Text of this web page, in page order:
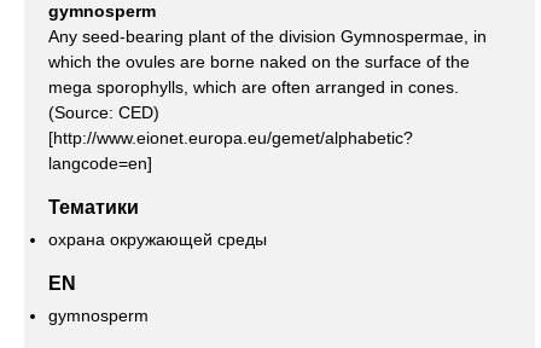
gymnosperm
Any seed-bearing plant of the division Gymnospermae, in
which the ovules are borne naked on the surface of the
mega sporophylls, which are often arranged in cones.
(Source: CED)
[http://www.eionet.europa.eu/gemet/alphabetic?
langcode=en]
Тематики
охрана окружающей среды
EN
gymnosperm